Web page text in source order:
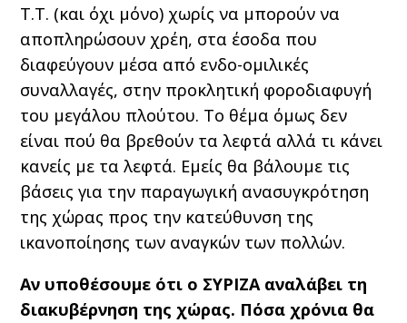
Τ.Τ. (και όχι μόνο) χωρίς να μπορούν να
αποπληρώσουν χρέη, στα έσοδα που
διαφεύγουν μέσα από ενδο-ομιλικές
συναλλαγές, στην προκλητική φοροδιαφυγή
του μεγάλου πλούτου. Το θέμα όμως δεν
είναι πού θα βρεθούν τα λεφτά αλλά τι κάνει
κανείς με τα λεφτά. Εμείς θα βάλουμε τις
βάσεις για την παραγωγική ανασυγκρότηση
της χώρας προς την κατεύθυνση της
ικανοποίησης των αναγκών των πολλών.
Αν υποθέσουμε ότι ο ΣΥΡΙΖΑ αναλάβει τη
διακυβέρνηση της χώρας. Πόσα χρόνια θα